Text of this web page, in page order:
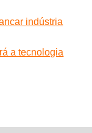
indústria
a tecnologia